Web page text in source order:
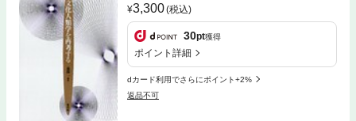
3,300(税込)
30pt獲得
ポイント詳細
dカード利用でさらにポイント+2%
返品不可